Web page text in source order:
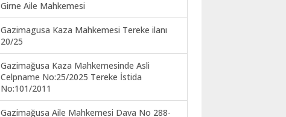
Girne Aile Mahkemesi
Gazimagusa Kaza Mahkemesi Tereke ilanı
20/25
Gazimağusa Kaza Mahkemesinde Asli
Celpname No:25/2025 Tereke İstida
No:101/2011
Gazimağusa Aile Mahkemesi Dava No 288-